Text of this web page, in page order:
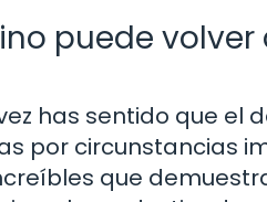
puede
has sentido que el
por circunstancias
que